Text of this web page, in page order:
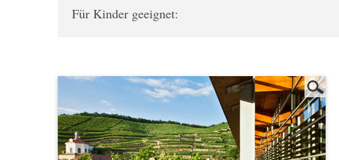
Für Kinder geeignet: